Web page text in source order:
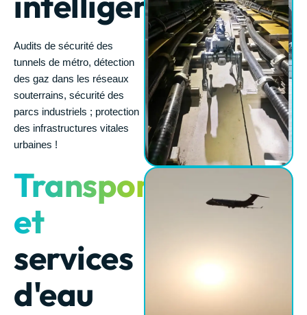
Audits de sécurité des
tunnels de métro, détection
des gaz dans les réseaux
souterrains, sécurité des
parcs industriels ; protection
des infrastructures vitales
urbaines !
Transports
et
services
d'eau